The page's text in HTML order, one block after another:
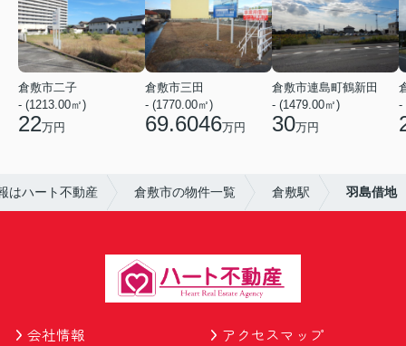
倉敷市二子
- (1213.00㎡)
22万円
倉敷市三田
- (1770.00㎡)
69.6046万円
倉敷市連島町鶴新田
- (1479.00㎡)
30万円
-
はハート不動産 倉敷市の物件一覧 倉敷駅 羽島借地
会社情報
アクセスマップ